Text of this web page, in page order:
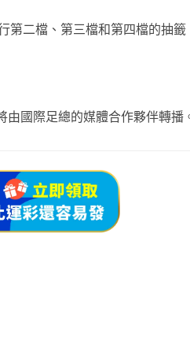
第二檔、第三檔和第四檔的抽
國際足總的媒體合作夥伴轉播